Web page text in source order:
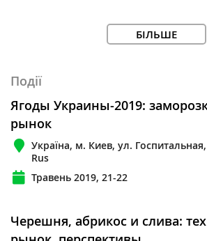
БІЛЬШЕ
Події
Ягоды Украины-2019:
рынок
Україна, м. Киев, ул.
Rus
Травень 2019, 21-22
Черешня, абрикос и слива: